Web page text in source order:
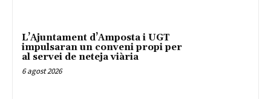
L’Ajuntament d’Amposta i UGT
impulsaran un conveni propi per
al servei de neteja viària
6 agost 2026